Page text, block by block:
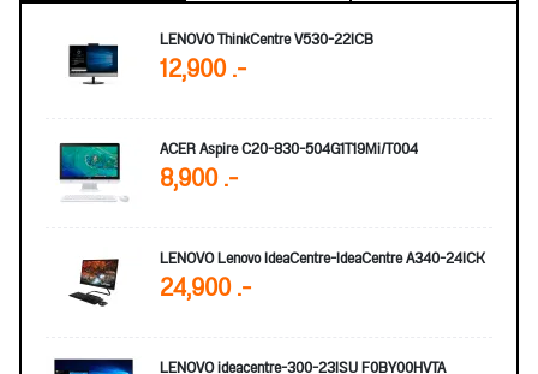
LENOVO ThinkCentre V530-22ICB
12,900 .-
ACER Aspire C20-830-504G1T19Mi/T004
8,900 .-
LENOVO Lenovo IdeaCentre-IdeaCentre A340-24ICK
24,900 .-